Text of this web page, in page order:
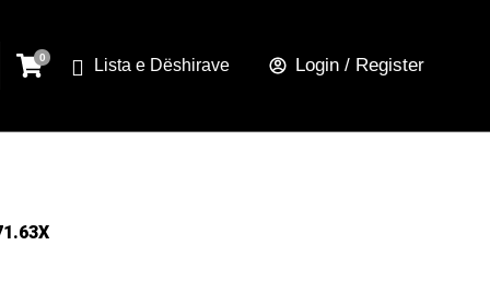
Lista e Dëshirave Login / Register